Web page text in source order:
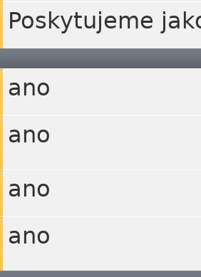
Poskytujeme
ano
ano
ano
ano